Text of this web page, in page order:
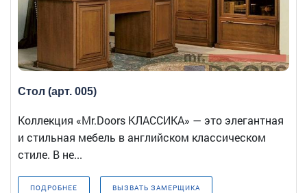
Стол (арт. 005)
Коллекция «Mr.Doors КЛАССИКА» — это элегантная
и стильная мебель в английском классическом
стиле. В не...
ПОДРОБНЕЕ ВЫЗВАТЬ ЗАМЕРЩИКА